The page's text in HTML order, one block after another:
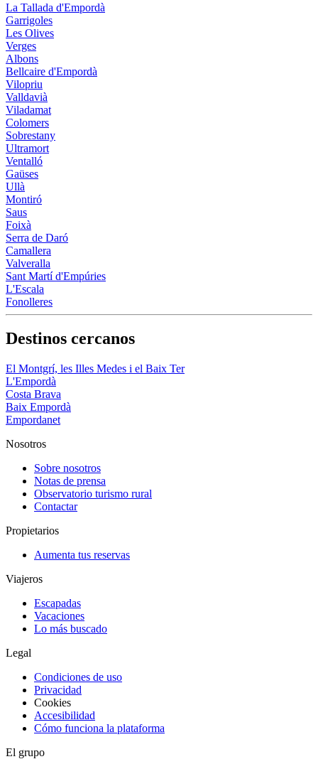
La Tallada d'Empordà
Garrigoles
Les Olives
Verges
Albons
Bellcaire d'Empordà
Vilopriu
Valldavià
Viladamat
Colomers
Sobrestany
Ultramort
Ventalló
Gaüses
Ullà
Montiró
Saus
Foixà
Serra de Daró
Camallera
Valveralla
Sant Martí d'Empúries
L'Escala
Fonolleres
Destinos cercanos
El Montgrí, les Illes Medes i el Baix Ter
L'Empordà
Costa Brava
Baix Empordà
Empordanet
Nosotros
Sobre nosotros
Notas de prensa
Observatorio turismo rural
Contactar
Propietarios
Aumenta tus reservas
Viajeros
Escapadas
Vacaciones
Lo más buscado
Legal
Condiciones de uso
Privacidad
Cookies
Accesibilidad
Cómo funciona la plataforma
El grupo